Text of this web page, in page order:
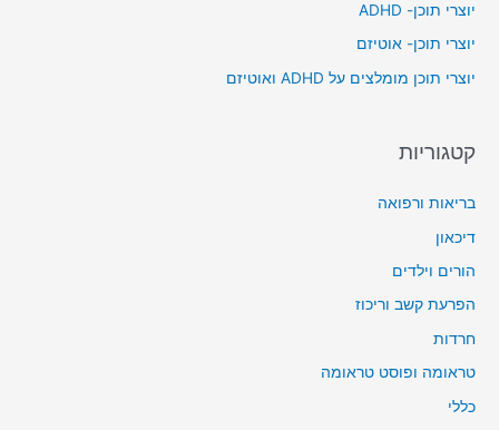
o
:
יוצרי תוכן- ADHD
יוצרי תוכן- אוטיזם
יוצרי תוכן מומלצים על ADHD ואוטיזם
קטגוריות
בריאות ורפואה
דיכאון
הורים וילדים
הפרעת קשב וריכוז
חרדות
טראומה ופוסט טראומה
כללי